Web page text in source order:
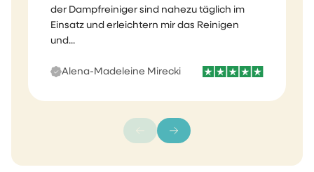
der Dampfreiniger sind nahezu täglich im
Einsatz und erleichtern mir das Reinigen
und...
Alena-Madeleine Mirecki